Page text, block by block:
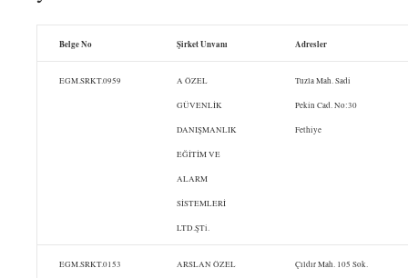
Belge No Şirket Unvanı Adresler
EGM.SRKT.0959 A ÖZEL
GÜVENLİK
DANIŞMANLIK
EĞİTİM VE
ALARM
SİSTEMLERİ
LTD.ŞTi.
Tuzla Mah. Sadi
Pekin Cad. No:30
Fethiye
EGM.SRKT.0153 ARSLAN ÖZEL Çıldır Mah. 105 Sok.